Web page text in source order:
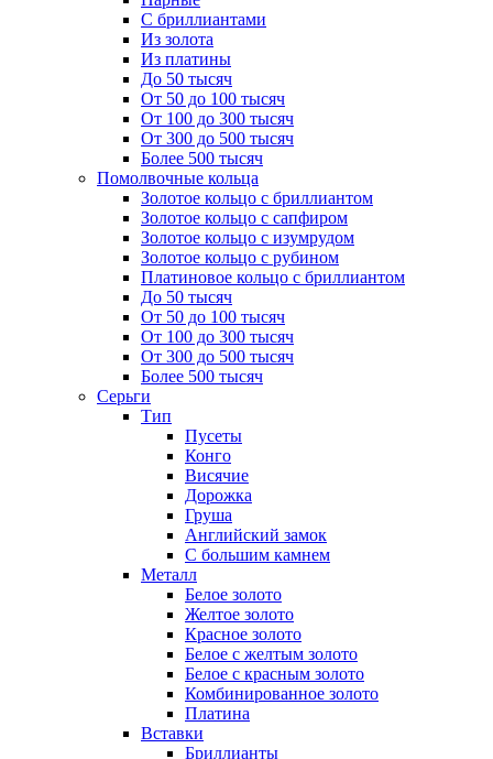
С бриллиантами
Из золота
Из платины
До 50 тысяч
От 50 до 100 тысяч
От 100 до 300 тысяч
От 300 до 500 тысяч
Более 500 тысяч
Помолвочные кольца
Золотое кольцо с бриллиантом
Золотое кольцо с сапфиром
Золотое кольцо с изумрудом
Золотое кольцо с рубином
Платиновое кольцо с бриллиантом
До 50 тысяч
От 50 до 100 тысяч
От 100 до 300 тысяч
От 300 до 500 тысяч
Более 500 тысяч
Серьги
Тип
Пусеты
Конго
Висячие
Дорожка
Груша
Английский замок
С большим камнем
Металл
Белое золото
Желтое золото
Красное золото
Белое с желтым золото
Белое с красным золото
Комбинированное золото
Платина
Вставки
Бриллианты